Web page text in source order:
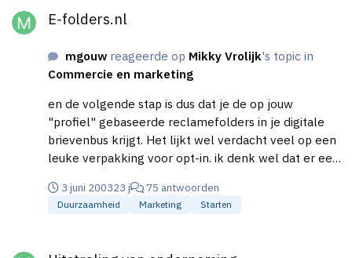
E-folders.nl
mgouw reageerde op Mikky Vrolijk's topic in
Commercie en marketing
en de volgende stap is dus dat je de op jouw
"profiel" gebaseerde reclamefolders in je digitale
brievenbus krijgt. Het lijkt wel verdacht veel op een
leuke verpakking voor opt-in. ik denk wel dat er een
of e-folder.nl dat gaat meemaken.
3 juni 200323 j 75 antwoorden
Duurzaamheid Marketing Starten